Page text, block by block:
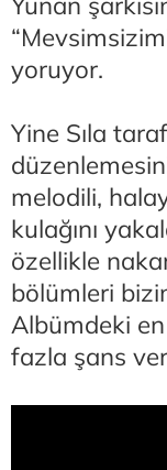
yoruyor.
Yine Sıla
melodili,
kulağını
özellikle
bölümleri
Albümdeki
fazla şans